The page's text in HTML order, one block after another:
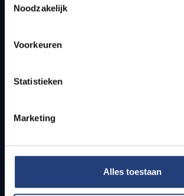
Noodzakelijk
Voorkeuren
Statistieken
Marketing
Alles toestaan
Snel naar
Bereikbaarheid
Studenten